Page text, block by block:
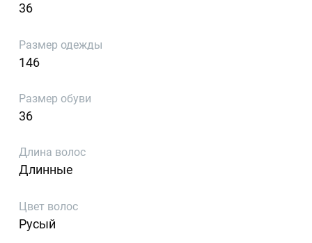
36
Размер одежды
146
Размер обуви
36
Длина волос
Длинные
Цвет волос
Русый